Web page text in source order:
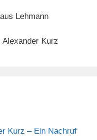
Lehmann
Kurz
Kurz – Ein Nachruf